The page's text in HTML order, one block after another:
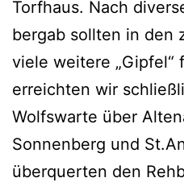
Torfhaus. Nach
bergab sollten in den
viele weitere „Gipfel“
erreichten wir
Wolfswarte über
Sonnenberg und
überquerten den